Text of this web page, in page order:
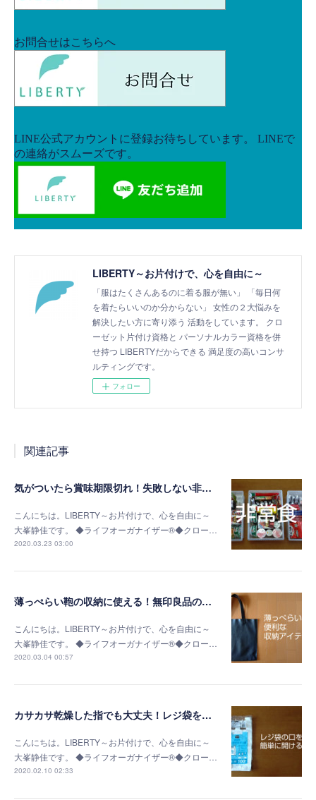
LIBERTY～お片付けで、心を自由に～
「服はたくさんあるのに着る服が無い」 「毎日何
を着たらいいのか分からない」 女性の２大悩みを
解決したい方に寄り添う 活動をしています。 クロ
ーゼット片付け資格と パーソナルカラー資格を併
せ持つ LIBERTYだからできる 満足度の高いコンサ
ルティングです。
フォロー
関連記事
気がついたら賞味期限切れ！失敗しない非常食の選び方
こんにちは。LIBERTY～お片付けで、心を自由に～
大峯静佳です。 ◆ライフオーガナイザー®◆クロー…
2020.03.23 03:00
薄っぺらい鞄の収納に使える！無印良品の書類ケース
こんにちは。LIBERTY～お片付けで、心を自由に～
大峯静佳です。 ◆ライフオーガナイザー®◆クロー…
2020.03.04 00:57
カサカサ乾燥した指でも大丈夫！レジ袋を簡単に開く方法
こんにちは。LIBERTY～お片付けで、心を自由に～
大峯静佳です。 ◆ライフオーガナイザー®◆クロー…
2020.02.10 02:33